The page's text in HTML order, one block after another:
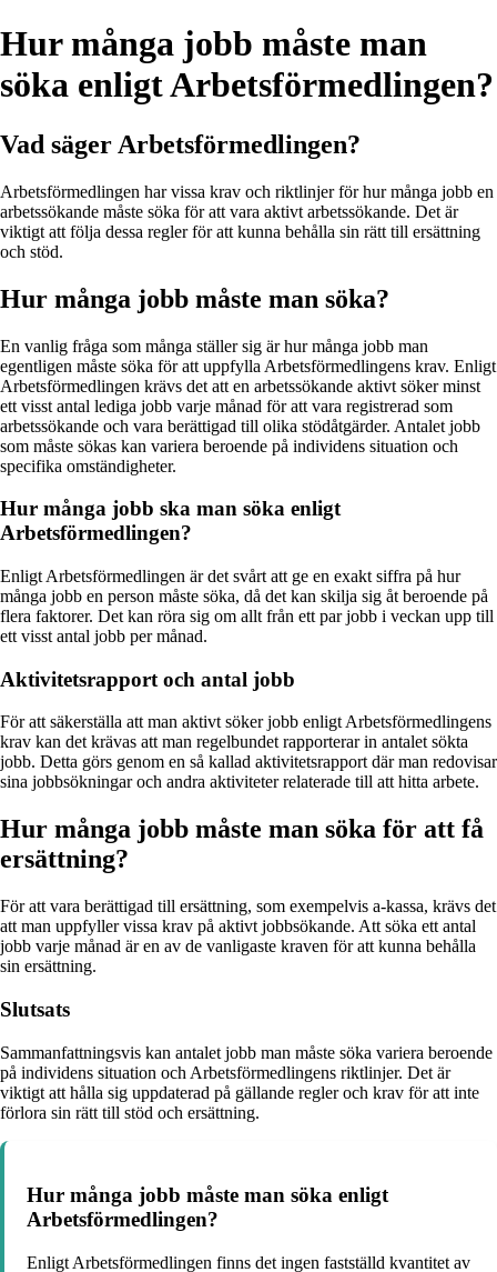
Hur många jobb måste man
söka enligt Arbetsförmedlingen?
Vad säger Arbetsförmedlingen?
Arbetsförmedlingen har vissa krav och riktlinjer för hur många jobb en
arbetssökande måste söka för att vara aktivt arbetssökande. Det är
viktigt att följa dessa regler för att kunna behålla sin rätt till ersättning
och stöd.
Hur många jobb måste man söka?
En vanlig fråga som många ställer sig är hur många jobb man
egentligen måste söka för att uppfylla Arbetsförmedlingens krav. Enligt
Arbetsförmedlingen krävs det att en arbetssökande aktivt söker minst
ett visst antal lediga jobb varje månad för att vara registrerad som
arbetssökande och vara berättigad till olika stödåtgärder. Antalet jobb
som måste sökas kan variera beroende på individens situation och
specifika omständigheter.
Hur många jobb ska man söka enligt
Arbetsförmedlingen?
Enligt Arbetsförmedlingen är det svårt att ge en exakt siffra på hur
många jobb en person måste söka, då det kan skilja sig åt beroende på
flera faktorer. Det kan röra sig om allt från ett par jobb i veckan upp till
ett visst antal jobb per månad.
Aktivitetsrapport och antal jobb
För att säkerställa att man aktivt söker jobb enligt Arbetsförmedlingens
krav kan det krävas att man regelbundet rapporterar in antalet sökta
jobb. Detta görs genom en så kallad aktivitetsrapport där man redovisar
sina jobbsökningar och andra aktiviteter relaterade till att hitta arbete.
Hur många jobb måste man söka för att få
ersättning?
För att vara berättigad till ersättning, som exempelvis a-kassa, krävs det
att man uppfyller vissa krav på aktivt jobbsökande. Att söka ett antal
jobb varje månad är en av de vanligaste kraven för att kunna behålla
sin ersättning.
Slutsats
Sammanfattningsvis kan antalet jobb man måste söka variera beroende
på individens situation och Arbetsförmedlingens riktlinjer. Det är
viktigt att hålla sig uppdaterad på gällande regler och krav för att inte
förlora sin rätt till stöd och ersättning.
Hur många jobb måste man söka enligt
Arbetsförmedlingen?
Enligt Arbetsförmedlingen finns det ingen fastställd kvantitet av